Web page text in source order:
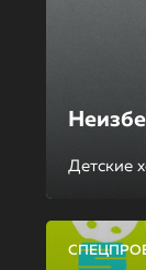
Детские